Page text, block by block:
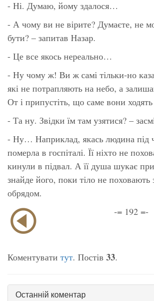
- Ні. Думаю, йому здалося…
- А чому ви не вірите? Думаєте, не
бути? – запитав Назар.
- Це все якось нереально…
- Ну чому ж! Ви ж самі тільки-но
які не потрапляють на небо, а
От і припустіть, що саме вони ходять
- Та ну. Звідки їм там узятися? –
- Ну… Наприклад, якась людина під
померла в госпіталі. Її ніхто не
кинули в підвал. А її душа шукає
знайде його, поки тіло не
обрядом.
-= 192 =-
Коментувати тут. Постів 33.
Останній коментар